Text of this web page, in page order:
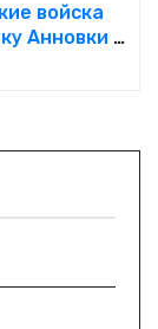
войска
Анновки в